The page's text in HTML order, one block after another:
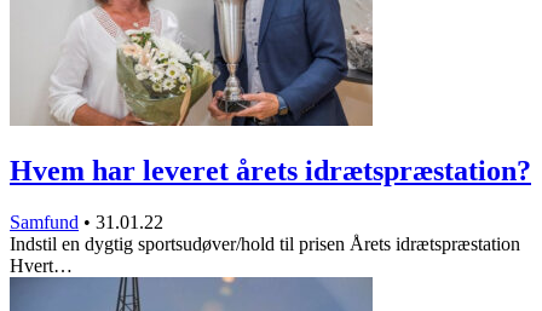
Hvem har leveret årets idrætspræstation?
Samfund • 31.01.22
Indstil en dygtig sportsudøver/hold til prisen Årets idrætspræstation
Hvert…